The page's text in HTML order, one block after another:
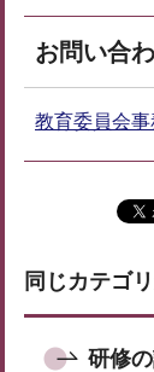
お問い合
教育委員会
同じカテゴ
研修